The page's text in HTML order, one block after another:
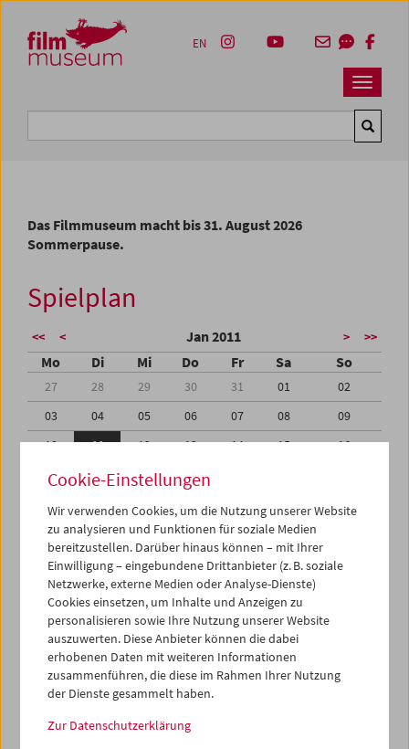
Zum Inhalt
Zum Hauptmenü
Zur Servicenavigation
Zum Suche
Navbar
EN
Das Filmmuseum macht bis 31. August 2026
Sommerpause.
Spielplan
<< < Jan 2011 > >>
Mo Di Mi Do Fr Sa So
27 28 29 30 31 01
02
03
04 05 06 07 08
09
10
11 12 13 14 15
16
17
18 19 20
24
26 28
30
31
01 02 03 04 05
iCalender
Programmheft-PDF
English language or subtitles
< Vorherige Woche
Mo 10.1.
Cookie-Einstellungen
Wir verwenden Cookies, um die Nutzung unserer Website
zu analysieren und Funktionen für soziale Medien
bereitzustellen. Darüber hinaus können – mit Ihrer
Einwilligung – eingebundene Drittanbieter (z. B. soziale
Netzwerke, externe Medien oder Analyse-Dienste)
Cookies einsetzen, um Inhalte und Anzeigen zu
personalisieren sowie Ihre Nutzung unserer Website
auszuwerten. Diese Anbieter können die dabei
erhobenen Daten mit weiteren Informationen
zusammenführen, die diese im Rahmen Ihrer Nutzung
der Dienste gesammelt haben.
Zur Datenschutzerklärung